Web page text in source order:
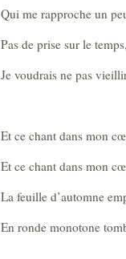
Qui me rapproche un
Pas de prise sur le
Je voudrais ne pas
Et ce chant dans mon
Et ce chant dans mon
La feuille d’automne
En ronde monotone